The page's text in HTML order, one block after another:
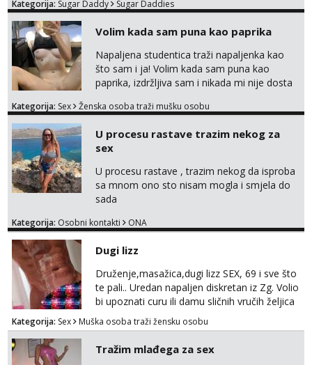
otvorena, komunikativna, zgodna i atraktivna
markodalic37@gmail.com
Kategorija: Sugar Daddy Sugar Daddies
Volim kada sam puna kao paprika
Napaljena studentica traži napaljenka kao
što sam i ja! Volim kada sam puna kao
paprika, izdržljiva sam i nikada mi nije dosta
bilo kad i bilo gdje zato se javi što prije da
tamo, cekam te!
Kategorija: Sex Ženska osoba traži mušku osobu
U procesu rastave trazim nekog za
sex
U procesu rastave , trazim nekog da isproba
sa mnom ono sto nisam mogla i smjela do
sada
Kategorija: Osobni kontakti ONA
Dugi lizz
Druženje,masažica,dugi lizz SEX, 69 i sve što
te pali.. Uredan napaljen diskretan iz Zg. Volio
bi upoznati curu ili damu sličnih vručih željica
za zajedničko ugodno i strastveno druženje.
Prostor imam, diskr max. A i mobilan 🚗 sam.
Kategorija: Sex Muška osoba traži žensku osobu
Tražim mlađega za sex